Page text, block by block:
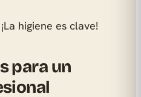
higiene es clave!
para un